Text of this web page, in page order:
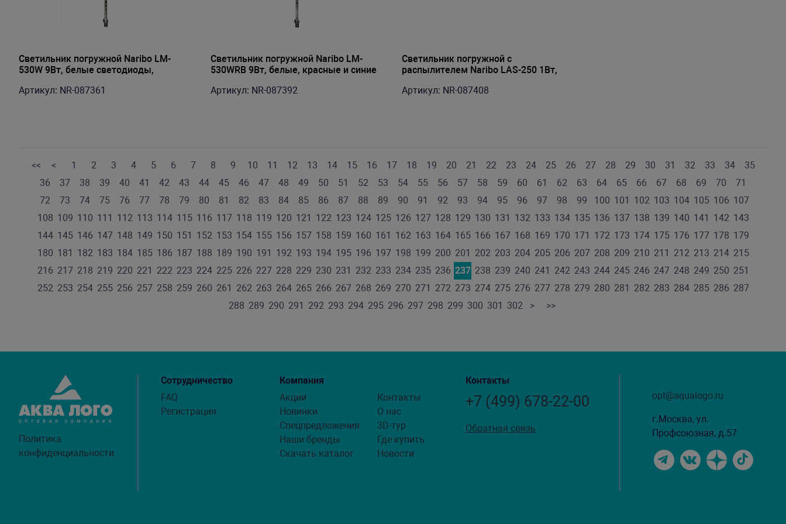
Светильник погружной Naribo LM-
530W 9Вт, белые светодиоды,
Артикул: NR-087361
Светильник погружной Naribo LM-
530WRB 9Вт, белые, красные и синие
Артикул: NR-087392
Светильник погружной с
распылителем Naribo LAS-250 1Вт,
Артикул: NR-087408
<< < 1 2 3 4 5 6 7 8 9 10 11 12 13 14 15 16 17 18 19 20 21 22 23 24 25 26 27 28 29 30 31 32 33 34
35
36
37 38 39 40 41 42 43 44 45 46 47 48 49 50 51 52 53 54 55 56 57 58 59 60 61 62 63 64 65 66 67 68 69 70
71
72
73 74 75 76 77 78 79 80 81 82 83 84 85 86 87 88 89 90 91 92 93 94 95 96 97 98 99 100 101 102 103 104 105 106 107
108 109 110 111 112 113 114 115 116 117 118 119 120 121 122 123 124 125 126 127 128 129 130 131 132 133 134 135 136 137 138 139 140 141 142 143
144 145 146 147 148 149 150 151 152 153 154 155 156 157 158 159 160 161 162 163 164 165 166 167 168 169 170 171 172 173 174 175 176 177 178 179
180 181 182 183 184 185 186 187 188 189 190 191 192 193 194 195 196 197 198 199 200 201 202 203 204 205 206 207 208 209 210 211 212 213 214 215
216 217 218 219 220 221 222 223 224 225 226 227 228 229 230 231 232 233 234 235 236 237 238 239 240 241 242 243 244 245 246 247 248 249 250 251
252 253 254 255 256 257 258 259 260 261 262 263 264 265 266 267 268 269 270 271 272 273 274 275 276 277 278 279 280 281 282 283 284 285 286 287
288 289 290 291 292 293 294 295 296 297 298 299 300 301 302 > >>
Политика
конфиденциальности
Сотрудничество
FAQ
Регистрация
Компания
Акции
Новинки
Спецпредложения
Наши бренды
Скачать каталог
Контакты
О нас
3D-тур
Где купить
Новости
Контакты
+7 (499) 678-22-00
Обратная связь
opt@aqualogo.ru
г.Москва, ул.
Профсоюзная, д.57